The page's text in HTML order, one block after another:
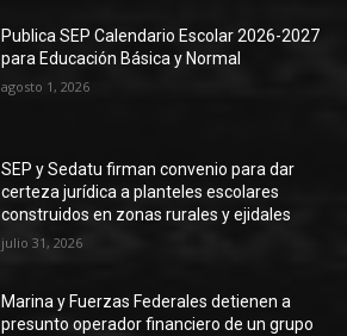
Publica SEP Calendario Escolar 2026-2027
para Educación Básica y Normal
agosto 1, 2026
SEP y Sedatu firman convenio para dar
certeza jurídica a planteles escolares
construidos en zonas rurales y ejidales
julio 31, 2026
Marina y Fuerzas Federales detienen a
presunto operador financiero de un grupo